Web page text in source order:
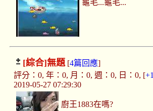
龜毛...龜毛...
[綜合]無題[4篇回應]
評分：0, 年：0, 月：0, 週：0, 日：0, [+1
2019-05-27 07:29:30
廚王1883在嗎?